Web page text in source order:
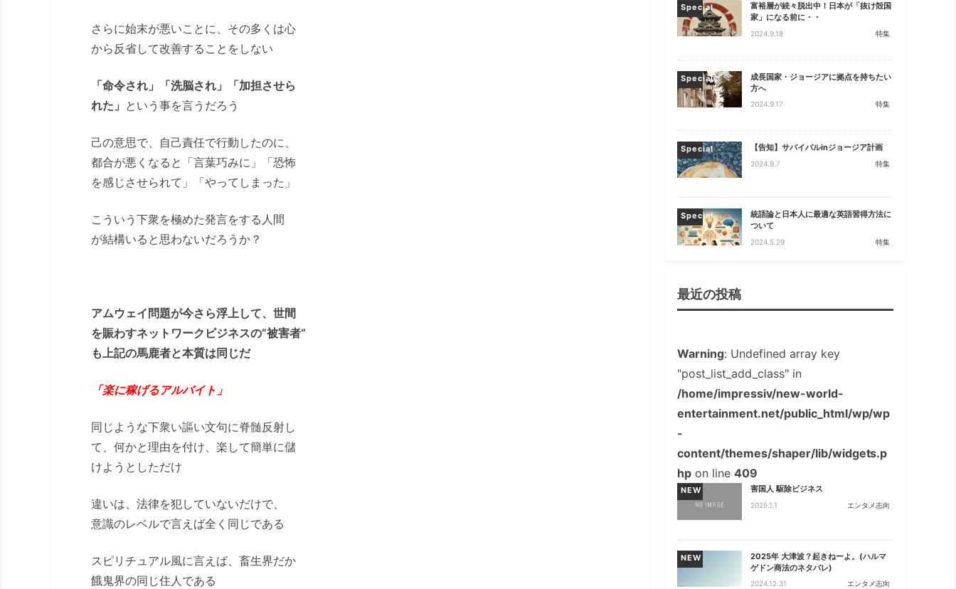
さらに始末が悪いことに、その多くは心
から反省して改善することをしない
「命令され」「洗脳され」「加担させら
れた」 という事を言うだろう
己の意思で、自己責任で行動したのに、
都合が悪くなると「言葉巧みに」「恐怖
を感じさせられて」「やってしまった」
こういう下衆を極めた発言をする人間
が結構いると思わないだろうか？
アムウェイ問題が今さら浮上して、世間
を賑わすネットワークビジネスの”被害者“
も上記の馬鹿者と本質は同じだ
「楽に稼げるアルバイト」
同じような下衆い謳い文句に脊髄反射し
て、何かと理由を付け、楽して簡単に儲
けようとしただけ
違いは、法律を犯していないだけで、
意識のレベルで言えば全く同じである
スピリチュアル風に言えば、畜生界だか
餓鬼界の同じ住人である
Special
富裕層が続々脱出中！日本が「抜け殻国
家」になる前に・・
2024.9.18 特集
Special
成長国家・ジョージアに拠点を持ちたい
方へ
2024.9.17 特集
Special 【告知】サバイバルinジョージア計画
2024.9.7 特集
Special
統語論と日本人に最適な英語習得方法に
ついて
2024.5.29 特集
最近の投稿
Warning: Undefined array key
"post_list_add_class" in
/home/impressiv/new-world-
entertainment.net/public_html/wp/wp
-
content/themes/shaper/lib/widgets.p
hpon line 409
NEW 害国人 駆除ビジネス
2025.1.1 エンタメ志向
NEW
2025年 大津波？起きねーよ。(ハルマ
ゲドン商法のネタバレ)
2024.12.31 エンタメ志向